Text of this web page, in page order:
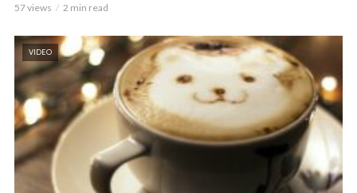
57 views 2 min read
VIDEO